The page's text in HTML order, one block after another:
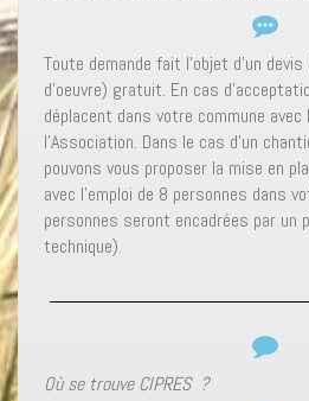
Toute demande fait l’objet d’un
d’oeuvre) gratuit. En cas
déplacent dans votre commune avec
l’Association. Dans le cas d’un
pouvons vous proposer la mise en
avec l’emploi de 8 personnes dans
personnes seront encadrées par un
technique).
Où se trouve CIPRES ?